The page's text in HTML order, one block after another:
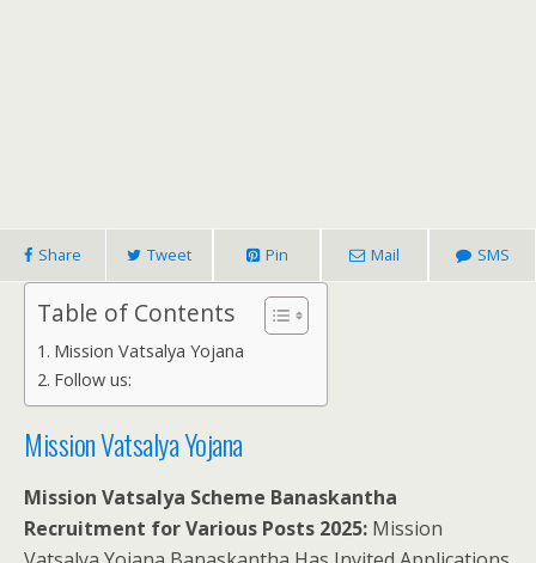
Share Tweet Pin Mail SMS
Table of Contents
Mission Vatsalya Yojana
Follow us:
Mission Vatsalya Yojana
Mission Vatsalya Scheme Banaskantha
Recruitment for Various Posts 2025: Mission